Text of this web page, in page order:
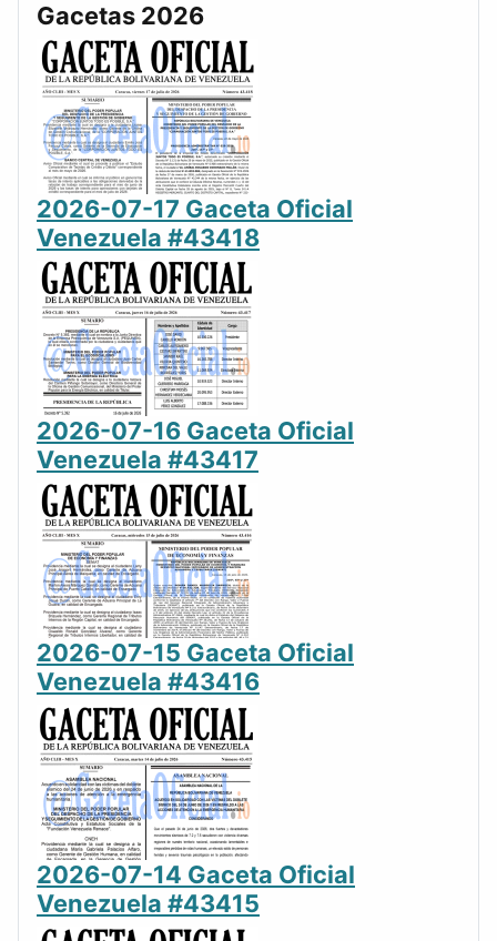
Gacetas 2026
2026-07-17 Gaceta Oficial
Venezuela #43418
2026-07-16 Gaceta Oficial
Venezuela #43417
2026-07-15 Gaceta Oficial
Venezuela #43416
2026-07-14 Gaceta Oficial
Venezuela #43415